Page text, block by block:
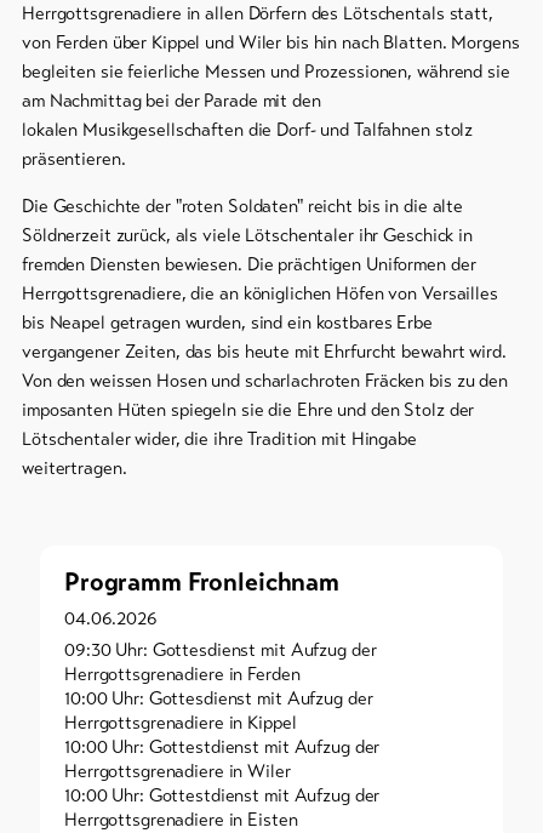
Herrgottsgrenadiere in allen Dörfern des Lötschentals statt,
von Ferden über Kippel und Wiler bis hin nach Blatten. Morgens
begleiten sie feierliche Messen und Prozessionen, während sie
am Nachmittag bei der Parade mit den
lokalen Musikgesellschaften die Dorf- und Talfahnen stolz
präsentieren.
Die Geschichte der "roten Soldaten" reicht bis in die alte
Söldnerzeit zurück, als viele Lötschentaler ihr Geschick in
fremden Diensten bewiesen. Die prächtigen Uniformen der
Herrgottsgrenadiere, die an königlichen Höfen von Versailles
bis Neapel getragen wurden, sind ein kostbares Erbe
vergangener Zeiten, das bis heute mit Ehrfurcht bewahrt wird.
Von den weissen Hosen und scharlachroten Fräcken bis zu den
imposanten Hüten spiegeln sie die Ehre und den Stolz der
Lötschentaler wider, die ihre Tradition mit Hingabe
weitertragen.
Programm Fronleichnam
04.06.2026
09:30 Uhr: Gottesdienst mit Aufzug der
Herrgottsgrenadiere in Ferden
10:00 Uhr: Gottesdienst mit Aufzug der
Herrgottsgrenadiere in Kippel
10:00 Uhr: Gottestdienst mit Aufzug der
Herrgottsgrenadiere in Wiler
10:00 Uhr: Gottestdienst mit Aufzug der
Herrgottsgrenadiere in Eisten